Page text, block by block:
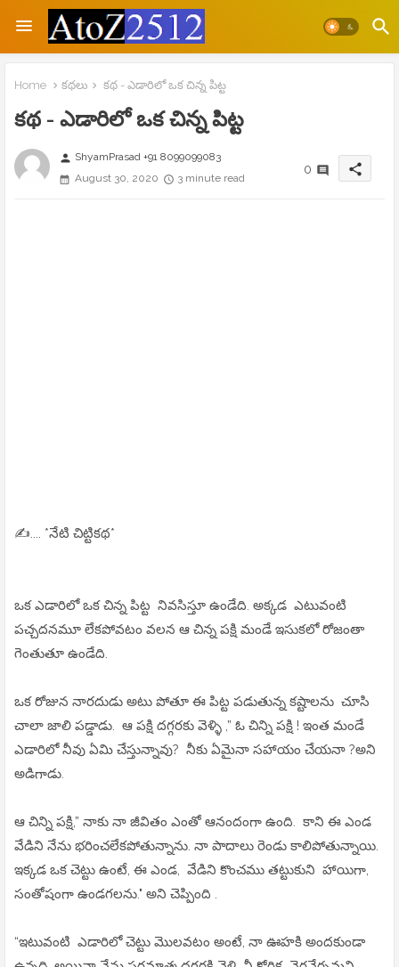
Home కథలు కథ - ఎడారిలో ఒక చిన్న పిట్ట
కథ - ఎడారిలో ఒక చిన్న పిట్ట
person ShyamPrasad +91 8099099083
August 30, 2020
3 minute read
0 share
✍️.... *నేటి చిట్టికథ*
ఒక ఎడారిలో ఒక చిన్న పిట్ట నివసిస్తూ ఉండేది. అక్కడ ఎటువంటి
పచ్చదనమూ లేకపోవటం వలన ఆ చిన్న పక్షి మండే ఇసుకలో రోజంతా
గెంతుతూ ఉండేది.
ఒక రోజున నారదుడు అటు పోతూ ఈ పిట్ట పడుతున్న కష్టాలను చూసి
చాలా జాలి పడ్డాడు. ఆ పక్షి దగ్గరకు వెళ్ళి ,” ఓ చిన్ని పక్షి ! ఇంత మండే
ఎడారిలో నీవు ఏమి చేస్తున్నావు? నీకు ఏమైనా సహాయం చేయనా ?అని
అడిగాడు.
ఆ చిన్ని పక్షి,” నాకు నా జీవితం ఎంతో ఆనందంగా ఉంది. కాని ఈ ఎండ
వేడిని నేను భరించలేకపోతున్నాను. నా పాదాలు రెండు కాలిపోతున్నాయి.
ఇక్కడ ఒక చెట్టు ఉంటే, ఈ ఎండ, వేడిని కొంచము తట్టుకుని హాయిగా,
సంతోషంగా ఉండగలను." అని చెప్పింది .
“ఇటువంటి ఎడారిలో చెట్టు మొలవటం అంటే, నా ఊహకి అందకుండా